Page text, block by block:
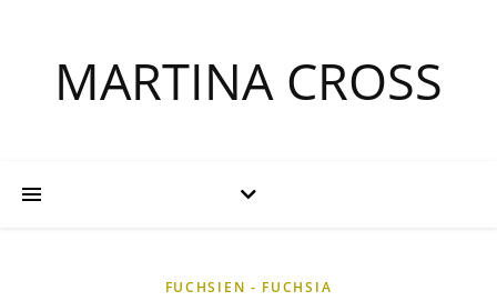
MARTINA CROSS
FUCHSIEN - FUCHSIA